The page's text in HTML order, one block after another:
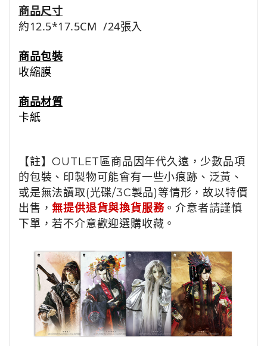
商品尺寸
約12.5*17.5CM /24張入
商品包裝
收縮膜
商品材質
卡紙
【註】OUTLET區商品因年代久遠，少數品項
的包裝、印製物可能會有一些小痕跡、泛黃、
或是無法讀取(光碟/3C製品)等情形，故以特價
出售，無提供退貨與換貨服務。介意者請謹慎
下單，若不介意歡迎選購收藏。